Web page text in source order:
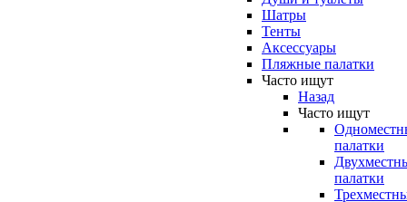
Шатры
Тенты
Аксессуары
Пляжные палатки
Часто ищут
Назад
Часто ищут
палатки
палатки